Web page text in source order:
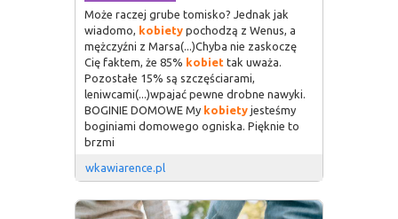
Może raczej grube tomisko? Jednak jak
wiadomo, kobiety pochodzą z Wenus, a
mężczyźni z Marsa(...)Chyba nie zaskoczę
Cię faktem, że 85% kobiet tak uważa.
Pozostałe 15% są szczęściarami,
leniwcami(...)wpajać pewne drobne nawyki.
BOGINIE DOMOWE My kobiety jesteśmy
boginiami domowego ogniska. Pięknie to
brzmi
wkawiarence.pl